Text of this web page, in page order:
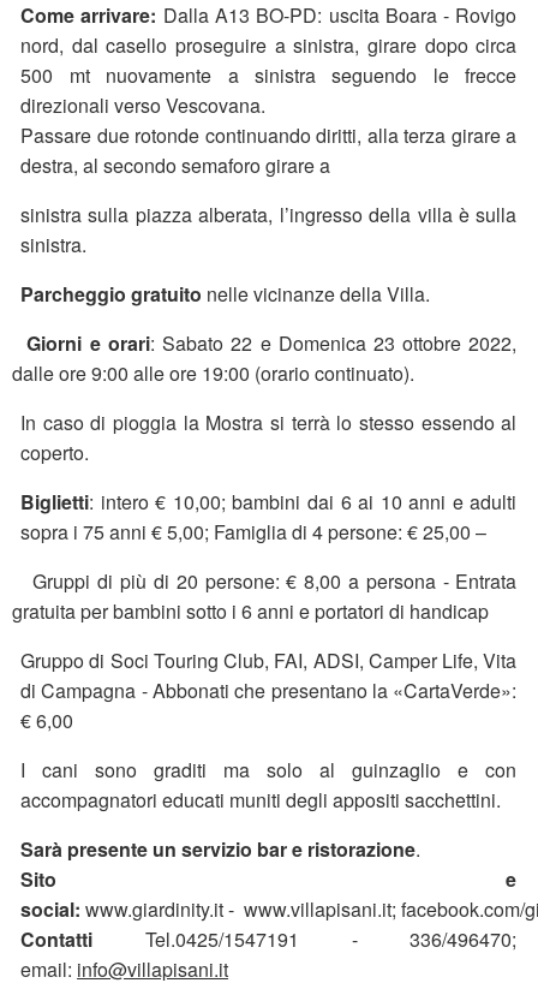
Come arrivare: Dalla A13 BO-PD: uscita Boara - Rovigo
nord, dal casello proseguire a sinistra, girare dopo circa
500 mt nuovamente a sinistra seguendo le frecce
direzionali verso Vescovana.
Passare due rotonde continuando diritti, alla terza girare a
destra, al secondo semaforo girare a
sinistra sulla piazza alberata, l’ingresso della villa è sulla
sinistra.
Parcheggio gratuito nelle vicinanze della Villa.
Giorni e orari: Sabato 22 e Domenica 23 ottobre 2022,
dalle ore 9:00 alle ore 19:00 (orario continuato).
In caso di pioggia la Mostra si terrà lo stesso essendo al
coperto.
Biglietti: intero € 10,00; bambini dai 6 ai 10 anni e adulti
sopra i 75 anni € 5,00; Famiglia di 4 persone: € 25,00 –
Gruppi di più di 20 persone: € 8,00 a persona - Entrata
gratuita per bambini sotto i 6 anni e portatori di handicap
Gruppo di Soci Touring Club, FAI, ADSI, Camper Life, Vita
di Campagna - Abbonati che presentano la «CartaVerde»:
€ 6,00
I cani sono graditi ma solo al guinzaglio e con
accompagnatori educati muniti degli appositi sacchettini.
Sarà presente un servizio bar e ristorazione.
Sito e
social: www.giardinity.it - www.villapisani.it; facebook.com/
Contatti Tel.0425/1547191 - 336/496470;
email: info@villapisani.it